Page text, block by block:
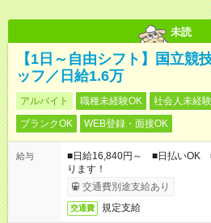
未読
【1日～自由シフト】国立競
ッフ／日給1.6万
アルバイト 職種未経験OK 社会人未経
ブランクOK
WEB登録・面接OK
給与
■日給16,840円～ ■日払いOK
ります！
交通費別途支給あり
交通費 規定支給